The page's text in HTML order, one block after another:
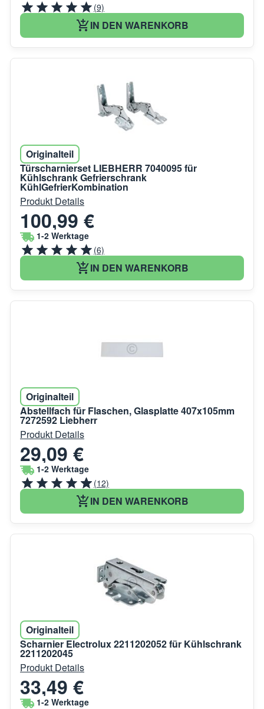
(9)
IN DEN WARENKORB
Originalteil
Türscharnierset LIEBHERR 7040095 für
Kühlschrank Gefrierschrank
KühlGefrierKombination
Produkt Details
100,99 €
1-2 Werktage
(6)
IN DEN WARENKORB
Originalteil
Abstellfach für Flaschen, Glasplatte 407x105mm
7272592 Liebherr
Produkt Details
29,09 €
1-2 Werktage
(12)
IN DEN WARENKORB
Originalteil
Scharnier Electrolux 2211202052 für Kühlschrank
2211202045
Produkt Details
33,49 €
1-2 Werktage